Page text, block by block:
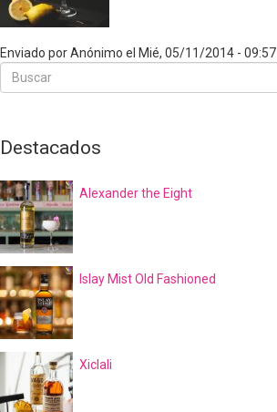
Enviado porAnónimo el Mié, 05/11/2014 - 09:57
Buscar
Buscar
Destacados
Alexander the Eight
Islay Mist Old Fashioned
Xiclali